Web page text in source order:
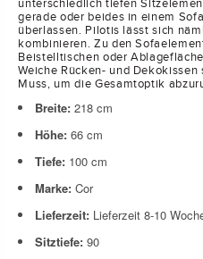
gerade oder beides in einem
überlassen. Pilotis lässt sich
kombinieren. Zu den
Beistelltischen oder
Weiche Rücken- und
Muss, um die Gesamtoptik
Breite: 218 cm
Höhe: 66 cm
Tiefe: 100 cm
Marke: Cor
Lieferzeit: Lieferzeit 8-10
Sitztiefe: 90